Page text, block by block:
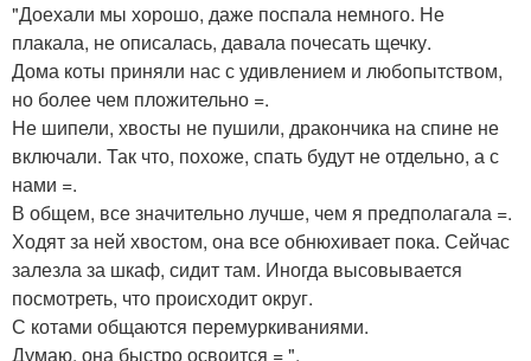
"Доехали мы хорошо, даже поспала немного. Не
плакала, не описалась, давала почесать щечку.
Дома коты приняли нас с удивлением и любопытством,
но более чем пложительно =.
Не шипели, хвосты не пушили, дракончика на спине не
включали. Так что, похоже, спать будут не отдельно, а с
нами =.
В общем, все значительно лучше, чем я предполагала =.
Ходят за ней хвостом, она все обнюхивает пока. Сейчас
залезла за шкаф, сидит там. Иногда высовывается
посмотреть, что происходит округ.
С котами общаются перемуркиваниями.
Думаю, она быстро освоится = ".